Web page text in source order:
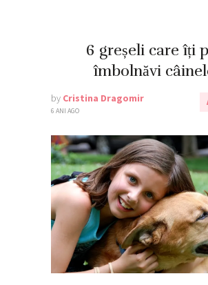
6 greșeli care îți
îmbolnăvi
by Cristina Dragomir
6 ANI AGO